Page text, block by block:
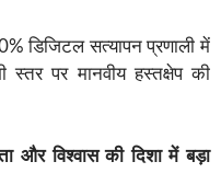
डिजिटल सत्यापन प्रणाली में
स्तर पर मानवीय हस्तक्षेप की
और विश्वास की दिशा में बड़ा